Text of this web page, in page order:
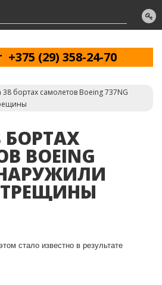
(29) 358-24-70
бортах самолетов Boeing 737NG
БОРТАХ
BOEING
стало известно в результате